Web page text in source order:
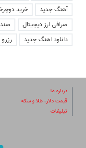
آهنگ جدید
خرید
صرافی ارز دیجیتال
دانلود اهنگ جدید
درباره ما
قیمت دلار، طلا و سکه
تبلیغات